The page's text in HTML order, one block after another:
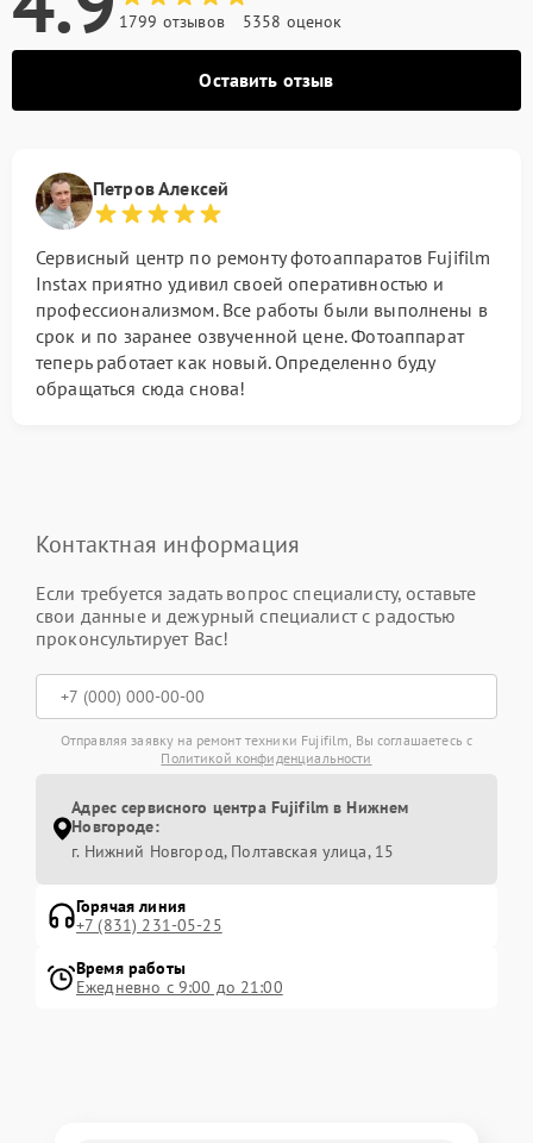
1799 отзывов 5358 оценок
Оставить отзыв
Петров Алексей
Сервисный центр по ремонту фотоаппаратов Fujifilm
Instax приятно удивил своей оперативностью и
профессионализмом. Все работы были выполнены в
срок и по заранее озвученной цене. Фотоаппарат
теперь работает как новый. Определенно буду
обращаться сюда снова!
Контактная информация
Если требуется задать вопрос специалисту, оставьте
свои данные и дежурный специалист с радостью
проконсультирует Вас!
Отправляя заявку на ремонт техники Fujifilm, Вы соглашаетесь с
Политикой конфиденциальности
Адрес сервисного центра Fujifilm в Нижнем
Новгороде:
г. Нижний Новгород, Полтавская улица, 15
Горячая линия
+7 (831) 231-05-25
Время работы
Ежедневно с 9:00 до 21:00